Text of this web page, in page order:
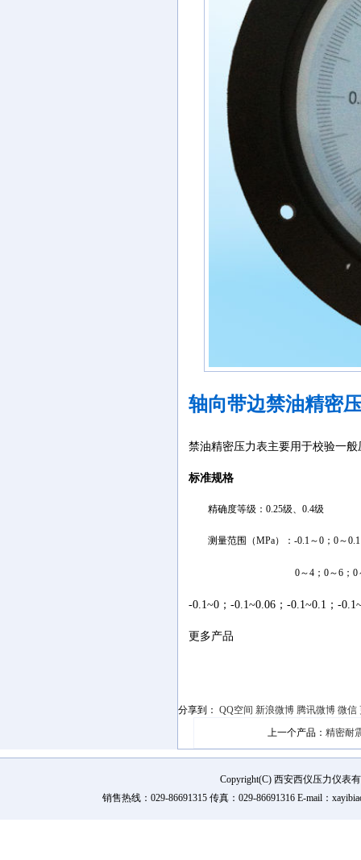
轴向带边禁油精密
禁油精密压力表主要用于校验一
标准规格
精确度等级：0.25级、0.4级
测量范围（MPa）：-0.1～0；0～0.1
0～4；0～6；0～10；0～
-0.1~0；-0.1~0.06；-0.1~0.1；-
更多产品
分享到： QQ空间 新浪微博 腾讯微博 微信
上一个产品： 精密耐
Copyright(C) 西安西仪压力仪表
销售热线：029-86691315 传真：029-86691316 E-mail：